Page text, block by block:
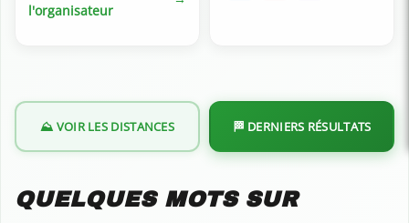
l'organisateur
⛰️ VOIR LES DISTANCES 🏁 DERNIERS RÉSULTATS
QUELQUES MOTS SUR